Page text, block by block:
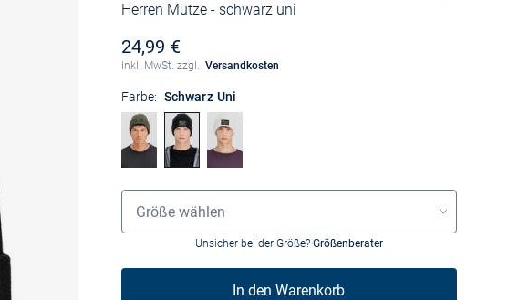
Herren Mütze- schwarz uni
24,99 €
Inkl. MwSt. zzgl. Versandkosten
Farbe: Schwarz Uni
Grössenauswahl
Größe wählen
Unsicher bei der Größe? Größenberater
In den Warenkorb